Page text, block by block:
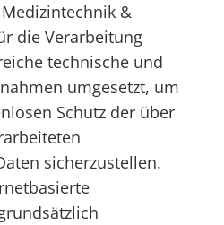
&
die Verarbeitung
technische und
umgesetzt, um
Schutz der über
sicherzustellen.